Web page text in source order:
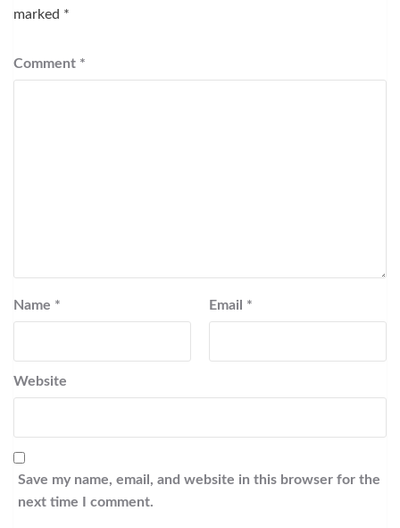
marked *
Comment *
Name * Email *
Website
Save my name, email, and website in this browser for the
next time I comment.